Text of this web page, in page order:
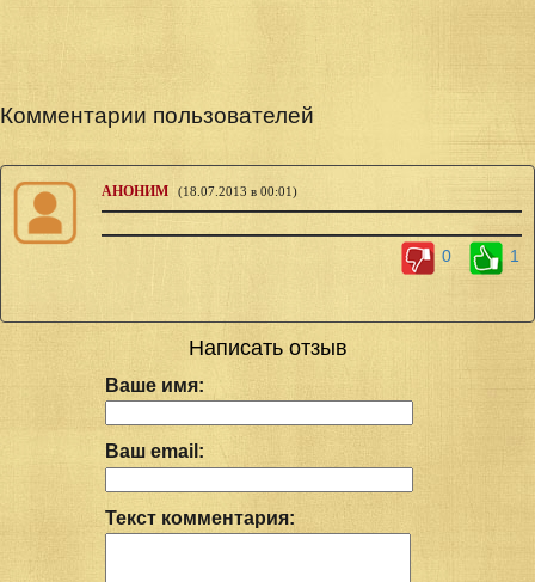
Комментарии пользователей
АНОНИМ (18.07.2013 в 00:01)
0 1
Написать отзыв
Ваше имя:
Ваш email:
Текст комментария: